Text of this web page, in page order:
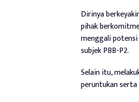
Dirinya
pihak
menggali
subjek PBB-P2.
Selain itu,
peruntukan serta